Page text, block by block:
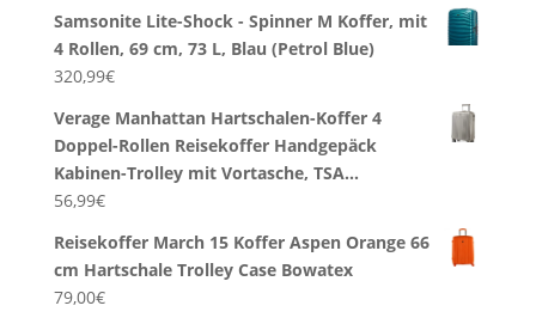
Samsonite Lite-Shock - Spinner M Koffer, mit
4 Rollen, 69 cm, 73 L, Blau (Petrol Blue)
320,99€
Verage Manhattan Hartschalen-Koffer 4
Doppel-Rollen Reisekoffer Handgepäck
Kabinen-Trolley mit Vortasche, TSA…
56,99€
Reisekoffer March 15 Koffer Aspen Orange 66
cm Hartschale Trolley Case Bowatex
79,00€